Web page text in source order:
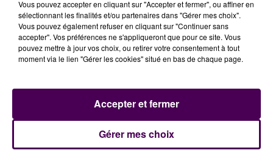
de bâti- était jusqu’à maintenant pour moitié
composé de végétal, et pour l’autre moitié de minéral.
En 2025, la proportion sera de75% en faveur du
végétal, 25% pour le minéral.L’enceinte du château
"Ce sera une sorte d’espace de
retrouvailles des quartiers, une zone de récréation
pour ceux qui viennent visiter les musées de
Normandie et des Beaux-Arts. Un lieu apaisé dans
Vous pouvez accepter en cliquant sur "Accepter et fermer", ou affiner en
sélectionnant les finalités et/ou partenaires dans "Gérer mes choix".
Vous pouvez également refuser en cliquant sur "Continuer sans
accepter". Vos préférences ne s'appliqueront que pour ce site. Vous
pouvez mettre à jour vos choix, ou retirer votre consentement à tout
moment via le lien "Gérer les cookies" situé en bas de chaque page.
Gérer mes choix
Accepter et fermer